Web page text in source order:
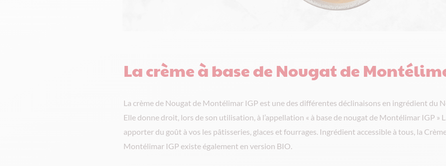
La crème à base de Nougat de
La crème de Nougat de Montélimar IGP est une des différentes déclinaisons en ingrédient du
Elle donne droit, lors de son utilisation, à l’appellation « à base de nougat de Montélimar IGP »
apporter du goût à vos les pâtisseries, glaces et fourrages. Ingrédient accessible à tous, la
Montélimar IGP existe également en version BIO.